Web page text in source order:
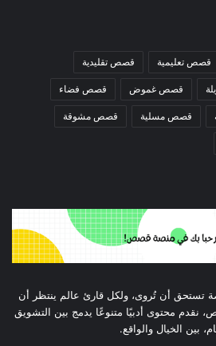
قصص تعليمية قصص تقليدية
قصص غموض قصص فضاء
قصص مسلية قصص مشوقة
أن تُروى، ولكل قارئ عالم ينتظر أن
محتوى أدبيًا متنوعًا يدمج بين التشويق
بين الخيال والواقع.